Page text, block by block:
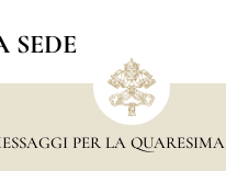
SEDE
PER LA QUARESIMA